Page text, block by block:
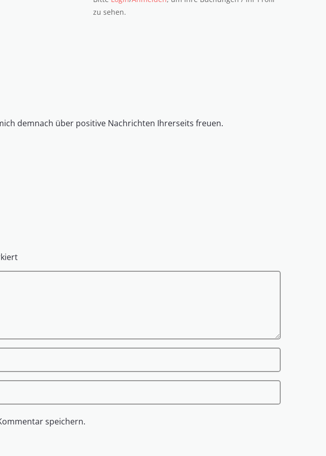
zu sehen.
demnach über positive Nachrichten Ihrerseits freuen.
speichern.